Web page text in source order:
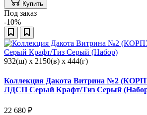
Купить
Под заказ
-10%
932(ш) x 2150(в) x 444(г)
Коллекция Дакота Витрина №2
ЛДСП Серый Крафт/Тиз Серый
22 680 ₽